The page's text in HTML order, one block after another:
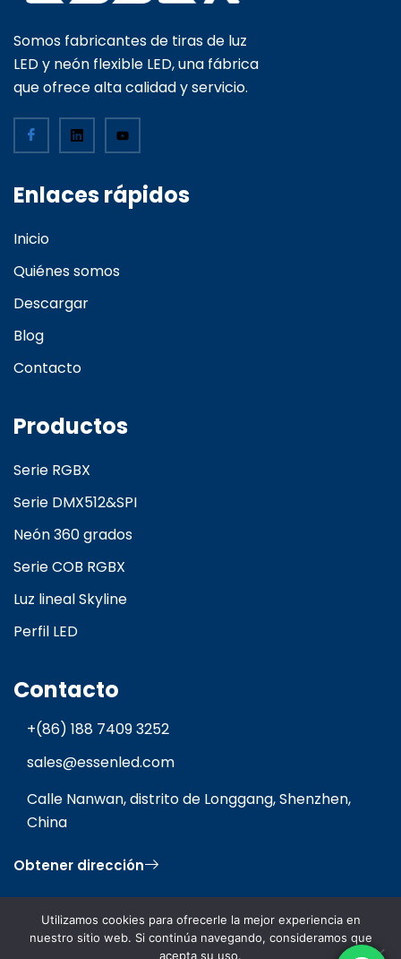
Somos fabricantes de tiras de luz
LED y neón flexible LED, una fábrica
que ofrece alta calidad y servicio.
Enlaces rápidos
Inicio
Quiénes somos
Descargar
Blog
Contacto
Productos
Serie RGBX
Serie DMX512&SPI
Neón 360 grados
Serie COB RGBX
Luz lineal Skyline
Perfil LED
Contacto
+(86) 188 7409 3252
sales@essenled.com
Calle Nanwan, distrito de Longgang, Shenzhen,
China
Obtener dirección
Utilizamos cookies para ofrecerle la mejor experiencia en
nuestro sitio web. Si continúa navegando, consideramos que
acepta su uso.